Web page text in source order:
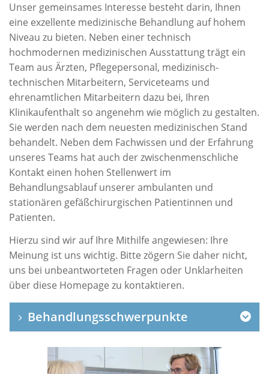
Unser gemeinsames Interesse besteht darin, Ihnen
eine exzellente medizinische Behandlung auf hohem
Niveau zu bieten. Neben einer technisch
hochmodernen medizinischen Ausstattung trägt ein
Team aus Ärzten, Pflegepersonal, medizinisch-
technischen Mitarbeitern, Serviceteams und
ehrenamtlichen Mitarbeitern dazu bei, Ihren
Klinikaufenthalt so angenehm wie möglich zu gestalten.
Sie werden nach dem neuesten medizinischen Stand
behandelt. Neben dem Fachwissen und der Erfahrung
unseres Teams hat auch der zwischenmenschliche
Kontakt einen hohen Stellenwert im
Behandlungsablauf unserer ambulanten und
stationären gefäßchirurgischen Patientinnen und
Patienten.
Hierzu sind wir auf Ihre Mithilfe angewiesen: Ihre
Meinung ist uns wichtig. Bitte zögern Sie daher nicht,
uns bei unbeantworteten Fragen oder Unklarheiten
über diese Homepage zu kontaktieren.
Behandlungsschwerpunkte